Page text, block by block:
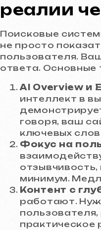
реалии
Поисковые
не просто
пользователя.
ответа. Основные
AI Overview и
интеллект в
говоря, ваш
ключевых
Фокус на
минимум.
Контент с
работают.
практическое